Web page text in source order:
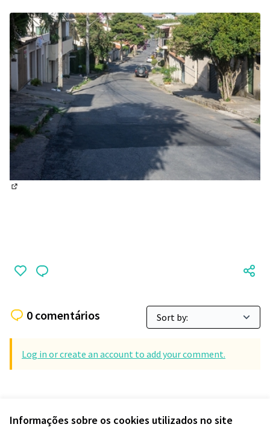
Informações sobre os cookies utilizados no site
0 comentários
Log in or create an account to add your comment.
Termos de serviço